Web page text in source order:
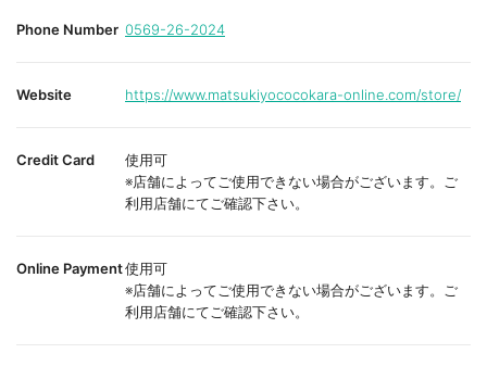
Phone Number 0569-26-2024
Website https://www.matsukiyococokara-online.com/store/
Credit Card
使用可
※店舗によってご使用できない場合がございます。ご
利用店舗にてご確認下さい。
Online Payment使用可
※店舗によってご使用できない場合がございます。ご
利用店舗にてご確認下さい。